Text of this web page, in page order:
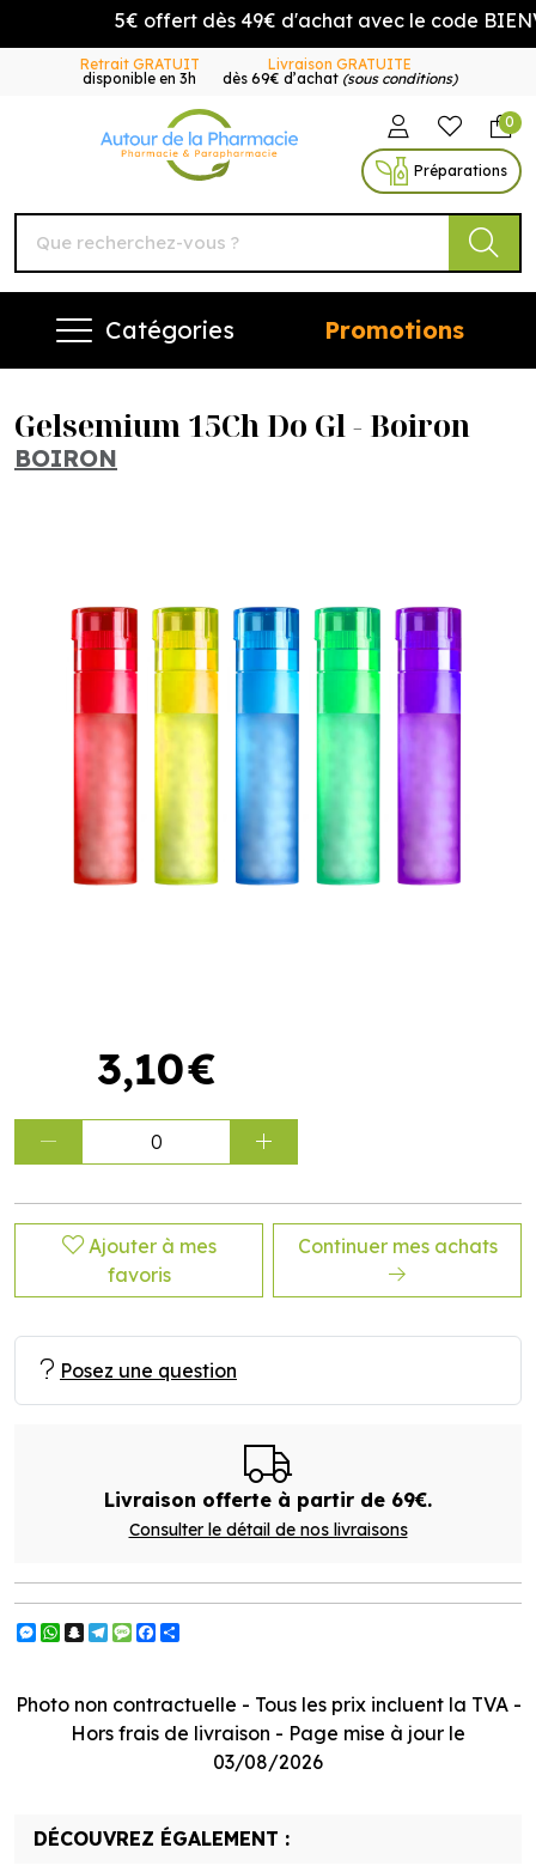
5€ offert dès 49€ d'achat avec le code
Retrait GRATUIT
disponible en 3h
Livraison GRATUITE
dès 69€ d’achat (sous conditions)
Autour de la Pharmacie
0
Préparations
Catégories Promotions
Gelsemium 15Ch Do Gl - Boiron
BOIRON
3,10€
0
Ajouter à mes
favoris
Continuer mes achats
Posez une question
Livraison offerte à partir de 69€.
Consulter le détail de nos livraisons
Messenger
WhatsApp
Snapchat
Telegram
Message
Facebook
Photo non contractuelle - Tous les prix incluent la TVA -
Hors frais de livraison - Page mise à jour le
03/08/2026
DÉCOUVREZ ÉGALEMENT :